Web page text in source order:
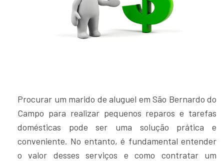
Procurar um marido de aluguel em São Bernardo do
Campo para realizar pequenos reparos e tarefas
domésticas pode ser uma solução prática e
conveniente. No entanto, é fundamental entender
o valor desses serviços e como contratar um